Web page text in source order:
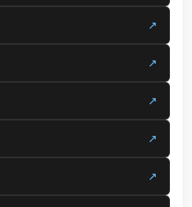
↗
↗
↗
↗
↗